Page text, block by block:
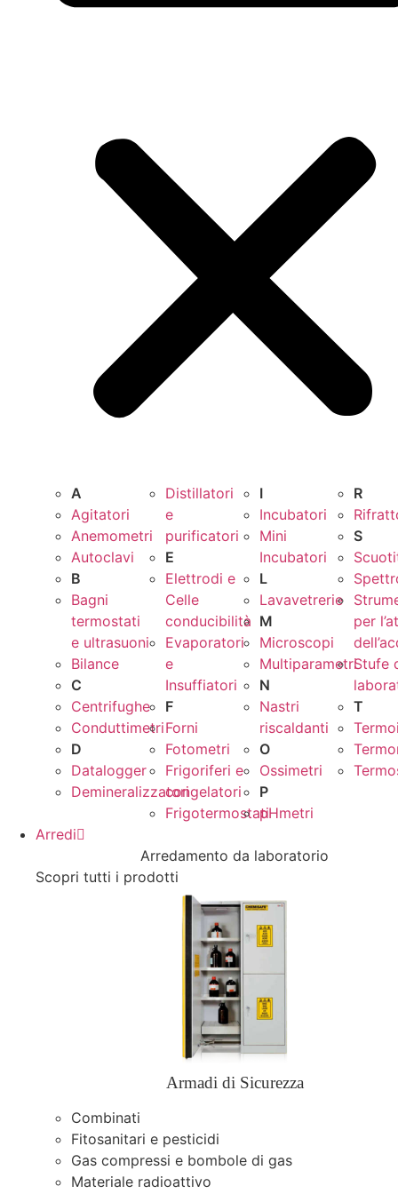
A
Agitatori
Anemometri
Autoclavi
B
Bagni
termostati
e ultrasuoni
Bilance
C
Centrifughe
Conduttimetri
D
Datalogger
Demineralizzatori
Distillatori
e
purificatori
E
Elettrodi e
Celle
conducibilità
Evaporatori
e
Insuffiatori
F
Forni
Fotometri
Frigoriferi e
congelatori
Frigotermostati
I
Incubatori
Mini
Incubatori
L
Lavavetrerie
M
Microscopi
Multiparametri
N
Nastri
riscaldanti
O
Ossimetri
P
pHmetri
R
S
per
Stufe
T
Arredi
Arredamento da laboratorio
Scopri tutti i prodotti
Armadi di Sicurezza
Combinati
Fitosanitari e pesticidi
Gas compressi e bombole di gas
Materiale radioattivo